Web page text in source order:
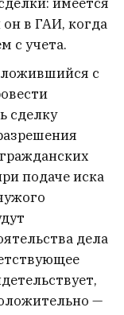
в ГАИ, когда
с учета.
с
сделку
подаче иска
дела
—